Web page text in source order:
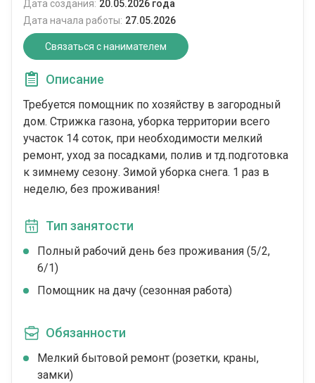
Дата создания: 20.05.2026 года
Дата начала работы: 27.05.2026
Связаться с нанимателем
Описание
Требуется помощник по хозяйству в загородный
дом. Стрижка газона, уборка территории всего
участок 14 соток, при необходимости мелкий
ремонт, уход за посадками, полив и тд.подготовка
к зимнему сезону. Зимой уборка снега. 1 раз в
неделю, без проживания!
Тип занятости
Полный рабочий день без проживания (5/2,
6/1)
Помощник на дачу (сезонная работа)
Обязанности
Мелкий бытовой ремонт (розетки, краны,
замки)